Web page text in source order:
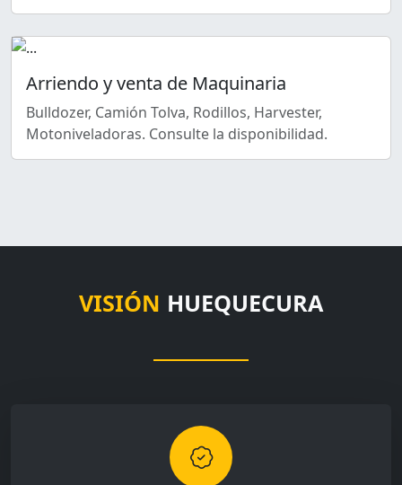
Arriendo y venta de Maquinaria
Bulldozer, Camión Tolva, Rodillos, Harvester,
Motoniveladoras. Consulte la disponibilidad.
VISIÓN HUEQUECURA